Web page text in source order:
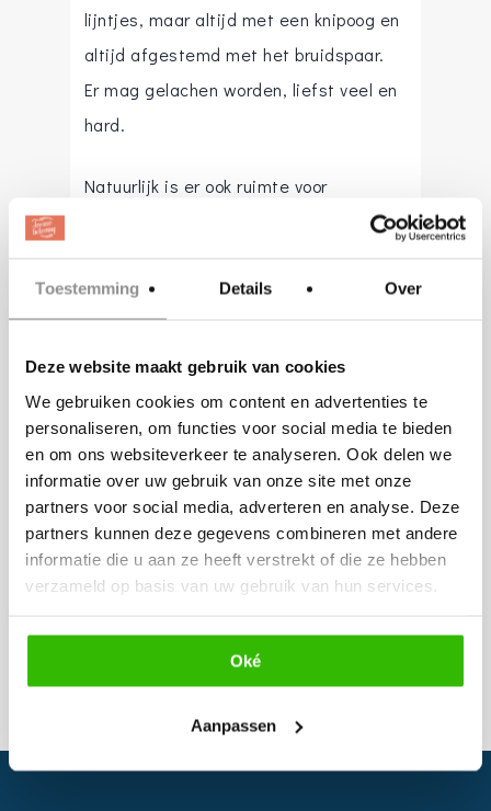
Toestemming Details Over
Deze website maakt gebruik van cookies
We gebruiken cookies om content en advertenties te
personaliseren, om functies voor social media te bieden
en om ons websiteverkeer te analyseren. Ook delen we
informatie over uw gebruik van onze site met onze
partners voor social media, adverteren en analyse. Deze
partners kunnen deze gegevens combineren met andere
informatie die u aan ze heeft verstrekt of die ze hebben
verzameld op basis van uw gebruik van hun services.
Oké
Aanpassen
lijntjes, maar altijd met een knipoog en
altijd afgestemd met het bruidspaar.
Er mag gelachen worden, liefst veel en
hard.
Natuurlijk is er ook ruimte voor
ontroering als de speech dit toelaat. Zo
gasten en het bruidspaar optimaal
genieten van deze bijzondere dag.
Heb je nog vragen of twijfel je nog, dan mag
je mij uiteraard een berichtje sturen of
bellen.
Website: www.zegjametdaphna.com